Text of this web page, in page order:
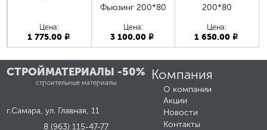
Цена:
1 775.00 p
Фьюзинг 200*80
Цена:
3 100.00p
200*80
Цена:
1 650.00 p
СТРОЙМАТЕРИАЛЫ -50%
строительные материалы
г.Самара, ул. Главная, 11
8 (963) 115-47-77
Компания
О компании
Акции
Новости
Контакты